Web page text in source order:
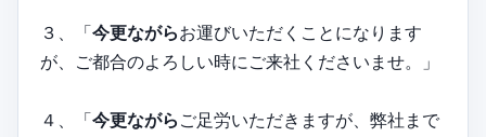
３、「今更ながらお運びいただくことになります
が、ご都合のよろしい時にご来社くださいませ。」
４、「今更ながら ご足労いただきますが、弊社まで